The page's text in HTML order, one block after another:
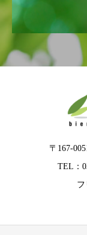
〒167-
TEL：
フ